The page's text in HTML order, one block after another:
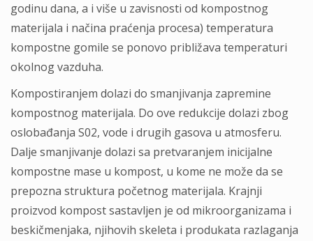
godinu dana, a i više u zavisnosti od kompostnog
materijala i načina praćenja procesa) temperatura
kompostne gomile se ponovo približava temperaturi
okolnog vazduha.
Kompostiranjem dolazi do smanjivanja zapremine
kompostnog materijala. Do ove redukcije dolazi zbog
oslobađanja S02, vode i drugih gasova u atmosferu.
Dalje smanjivanje dolazi sa pretvaranjem inicijalne
kompostne mase u kompost, u kome ne može da se
prepozna struktura početnog materijala. Krajnji
proizvod kompost sastavljen je od mikroorganizama i
beskičmenjaka, njihovih skeleta i produkata razlaganja